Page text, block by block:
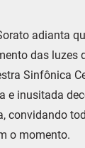
adianta
das luzes
Sinfônica
e inusitada
convidando
o momento.